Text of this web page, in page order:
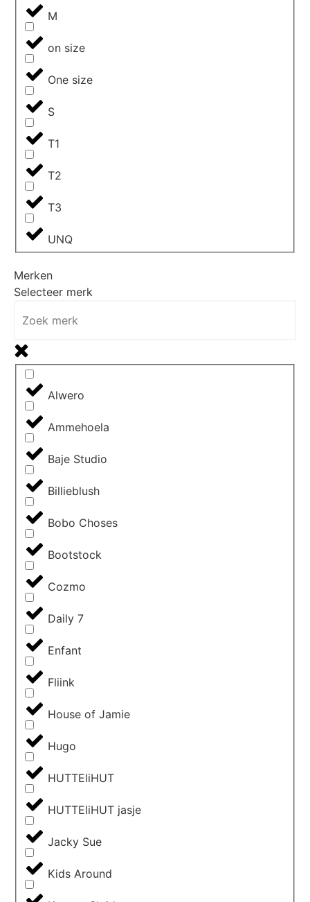
M
on size
One size
S
T1
T2
T3
UNQ
Merken
Selecteer merk
Alwero
Ammehoela
Baje Studio
Billieblush
Bobo Choses
Bootstock
Cozmo
Daily 7
Enfant
Fliink
House of Jamie
Hugo
HUTTEliHUT
HUTTEliHUT jasje
Jacky Sue
Kids Around